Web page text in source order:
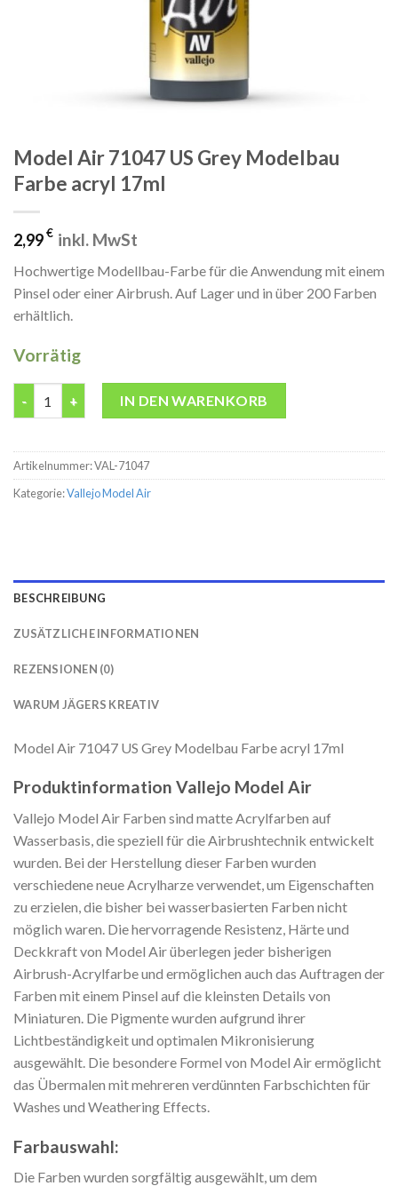
Model Air 71047 US Grey Modelbau
Farbe acryl 17ml
2,99€ inkl. MwSt
Hochwertige Modellbau-Farbe für die Anwendung mit einem
Pinsel oder einer Airbrush. Auf Lager und in über 200 Farben
erhältlich.
Vorrätig
IN DEN WARENKORB
Artikelnummer:VAL-71047
Kategorie:Vallejo Model Air
BESCHREIBUNG
ZUSÄTZLICHE INFORMATIONEN
REZENSIONEN (0)
WARUM JÄGERS KREATIV
Model Air 71047 US Grey Modelbau Farbe acryl 17ml
Produktinformation Vallejo Model Air
Vallejo Model Air Farben sind matte Acrylfarben auf
Wasserbasis, die speziell für die Airbrushtechnik entwickelt
wurden. Bei der Herstellung dieser Farben wurden
verschiedene neue Acrylharze verwendet, um Eigenschaften
zu erzielen, die bisher bei wasserbasierten Farben nicht
möglich waren. Die hervorragende Resistenz, Härte und
Deckkraft von Model Air überlegen jeder bisherigen
Airbrush-Acrylfarbe und ermöglichen auch das Auftragen der
Farben mit einem Pinsel auf die kleinsten Details von
Miniaturen. Die Pigmente wurden aufgrund ihrer
Lichtbeständigkeit und optimalen Mikronisierung
ausgewählt. Die besondere Formel von Model Air ermöglicht
das Übermalen mit mehreren verdünnten Farbschichten für
Washes und Weathering Effects.
Farbauswahl:
Die Farben wurden sorgfältig ausgewählt, um dem